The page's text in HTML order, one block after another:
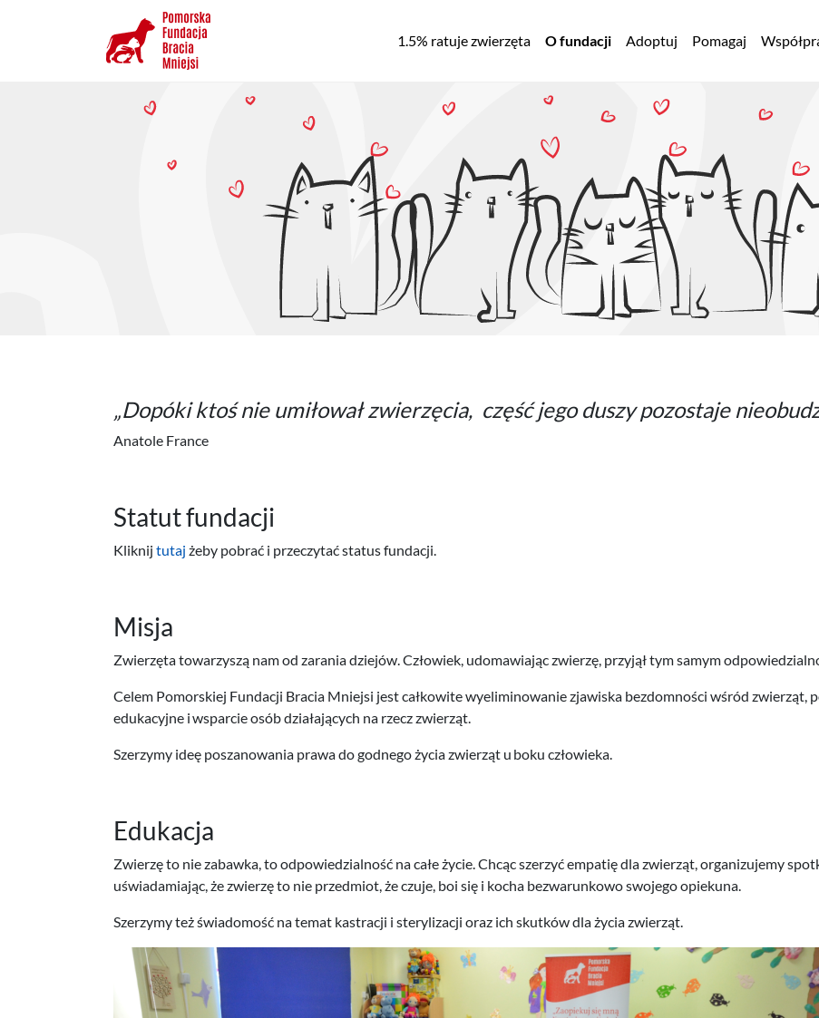
Główna
nawigacja
1.5% ratuje zwierzęta O fundacji Adoptuj Pomagaj
„Dopóki ktoś nie umiłował zwierzęcia, część jego duszy pozostaje
Anatole France
Statut fundacji
Kliknij tutaj żeby pobrać i przeczytać status fundacji.
Misja
Zwierzęta towarzyszą nam od zarania dziejów. Człowiek, udomawiając zwierzę, przyjął tym samym
Celem Pomorskiej Fundacji Bracia Mniejsi jest całkowite wyeliminowanie zjawiska bezdomności wśród zwierząt,
edukacyjne i wsparcie osób działających na rzecz zwierząt.
Szerzymy ideę poszanowania prawa do godnego życia zwierząt u boku człowieka.
Edukacja
Zwierzę to nie zabawka, to odpowiedzialność na całe życie. Chcąc szerzyć empatię dla zwierząt, organizujemy
uświadamiając, że zwierzę to nie przedmiot, że czuje, boi się i kocha bezwarunkowo swojego opiekuna.
Szerzymy też świadomość na temat kastracji i sterylizacji oraz ich skutków dla życia zwierząt.